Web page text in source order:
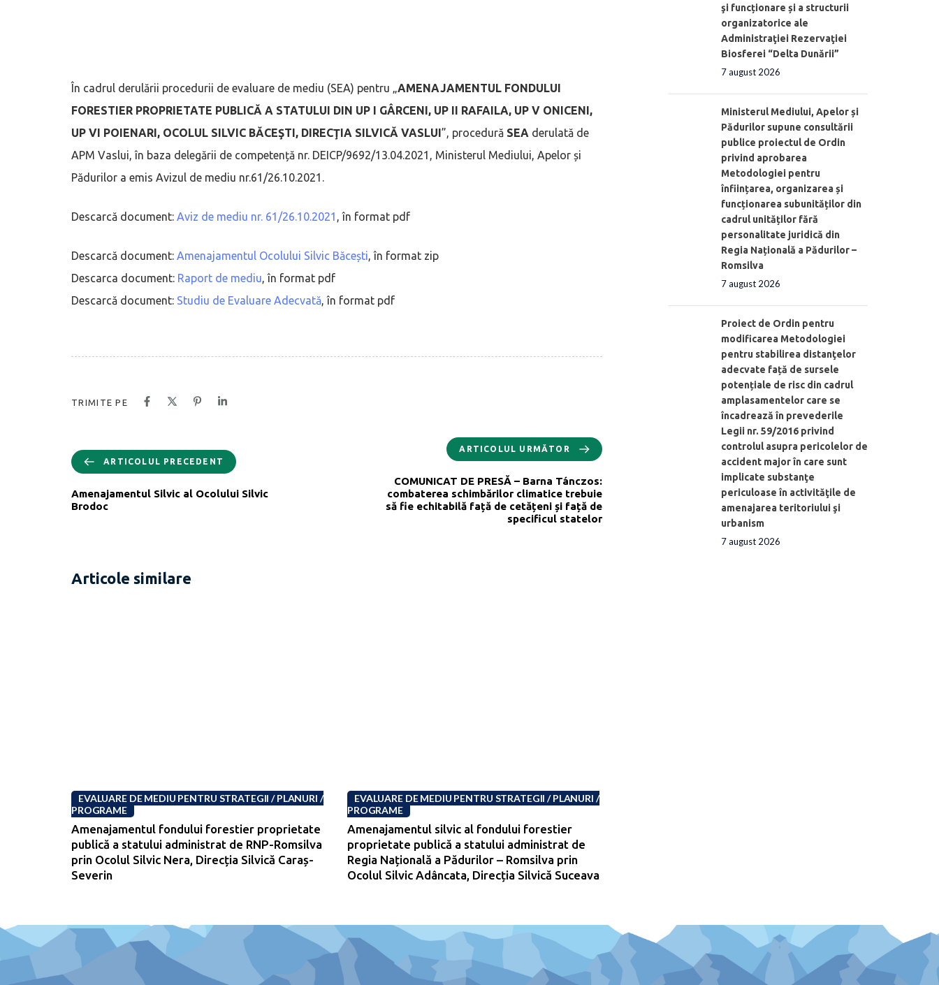
În cadrul derulării procedurii de evaluare de mediu (SEA) pentru „AMENAJAMENTUL FONDULUI
FORESTIER PROPRIETATE PUBLICĂ A STATULUI DIN UP I GÂRCENI, UP II RAFAILA, UP V ONICENI,
UP VI POIENARI, OCOLUL SILVIC BĂCEŞTI, DIRECŢIA SILVICĂ VASLUI”, procedură SEA derulată de
APM Vaslui, în baza delegării de competență nr. DEICP/9692/13.04.2021, Ministerul Mediului, Apelor și
Pădurilor a emis Avizul de mediu nr.61/26.10.2021.
Descarcă document: Aviz de mediu nr. 61/26.10.2021 , în format pdf
Descarcă document: Amenajamentul Ocolului Silvic Băcești, în format zip
Descarca document: Raport de mediu, în format pdf
Descarcă document: Studiu de Evaluare Adecvată, în format pdf
TRIMITE PE
ARTICOLUL PRECEDENT
Amenajamentul Silvic al Ocolului Silvic
Brodoc
ARTICOLUL URMĂTOR
COMUNICAT DE PRESĂ – Barna Tánczos:
combaterea schimbărilor climatice trebuie
să fie echitabilă față de cetățeni și față de
specificul statelor
Articole similare
EVALUARE DE MEDIU PENTRU STRATEGII / PLANURI /
PROGRAME
Amenajamentul fondului forestier proprietate
publică a statului administrat de RNP-Romsilva
prin Ocolul Silvic Nera, Direcția Silvică Caraș-
Severin
EVALUARE DE MEDIU PENTRU STRATEGII / PLANURI /
PROGRAME
Amenajamentul silvic al fondului forestier
proprietate publică a statului administrat de
Regia Națională a Pădurilor – Romsilva prin
Ocolul Silvic Adâncata, Direcția Silvică Suceava
şi funcționare și a structurii
organizatorice ale
Administraţiei Rezervaţiei
Biosferei “Delta Dunării”
7 august 2026
Ministerul Mediului, Apelor și
Pădurilor supune consultării
publice proiectul de Ordin
privind aprobarea
Metodologiei pentru
înființarea, organizarea și
funcționarea subunităților din
cadrul unităților fără
personalitate juridică din
Regia Națională a Pădurilor –
Romsilva
7 august 2026
Proiect de Ordin pentru
modificarea Metodologiei
pentru stabilirea distanţelor
adecvate față de sursele
potențiale de risc din cadrul
amplasamentelor care se
încadrează în prevederile
Legii nr. 59/2016 privind
controlul asupra pericolelor de
accident major în care sunt
implicate substanţe
periculoase în activităţile de
amenajarea teritoriului şi
urbanism
7 august 2026